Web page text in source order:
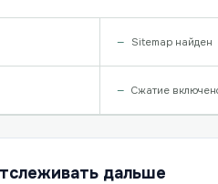
Sitemap найден
Сжатие
дальше